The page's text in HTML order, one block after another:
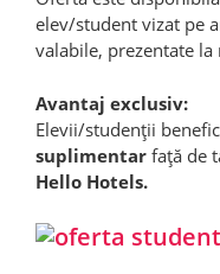
elev/student vizat pe
valabile, prezentate
Avantaj exclusiv:
Elevii/studenții
suplimentar față de
Hello Hotels.